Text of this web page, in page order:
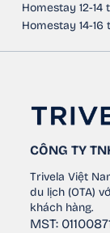
Homestay 12-14
Homestay 14-16
CÔNG TY
Trivela Việt
du lịch (OTA)
khách hàng.
MST: